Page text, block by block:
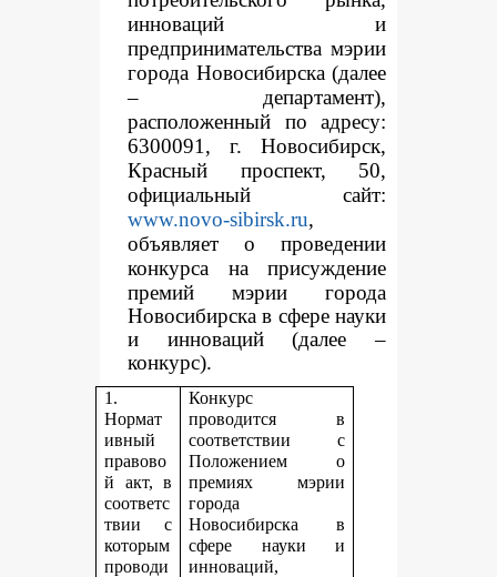
инноваций и
предпринимательства мэрии
города Новосибирска (далее
– департамент),
расположенный по адресу:
6300091, г. Новосибирск,
Красный проспект, 50,
официальный сайт:
www.novo-sibirsk.ru,
объявляет о проведении
конкурса на присуждение
премий мэрии города
Новосибирска в сфере науки
и инноваций (далее –
конкурс).
1.
Нормат
ивный
правово
й акт, в
соответс
твии с
которым
проводи
Конкурс
проводится в
соответствии с
Положением о
премиях мэрии
города
Новосибирска в
сфере науки и
инноваций,